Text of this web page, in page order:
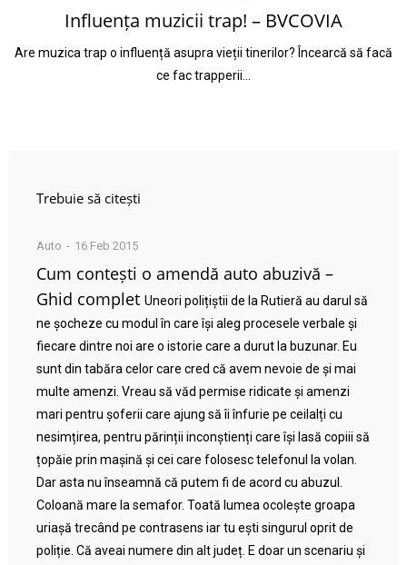
Influența muzicii trap! – BVCOVIA
Are muzica trap o influență asupra vieții tinerilor? Încearcă să facă
ce fac trapperii…
Trebuie să citești
Auto 16 Feb 2015
Cum contești o amendă auto abuzivă –
Ghid complet Uneori polițiștii de la Rutieră au darul să
ne șocheze cu modul în care își aleg procesele verbale și
fiecare dintre noi are o istorie care a durut la buzunar. Eu
sunt din tabăra celor care cred că avem nevoie de și mai
multe amenzi. Vreau să văd permise ridicate și amenzi
mari pentru șoferii care ajung să îi înfurie pe ceilalți cu
nesimțirea, pentru părinții inconștienți care își lasă copiii să
țopăie prin mașină și cei care folosesc telefonul la volan.
Dar asta nu înseamnă că putem fi de acord cu abuzul.
Coloană mare la semafor. Toată lumea ocolește groapa
uriașă trecând pe contrasens iar tu ești singurul oprit de
poliție. Că aveai numere din alt județ. E doar un scenariu și